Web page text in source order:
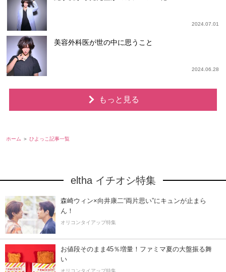
2024.07.01
美容外科医が世の中に思うこと
2024.06.28
もっと見る
ホーム ひよっこ記事一覧
eltha イチオシ特集
森崎ウィン×向井康二“両片思い”にキュンが止まら
ん！
オリコンタイアップ特集
お値段そのまま45％増量！ファミマ夏の大盤振る舞
い
オリコンタイアップ特集